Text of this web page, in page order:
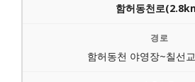
함허동천로
함허동천 야영장~칠선